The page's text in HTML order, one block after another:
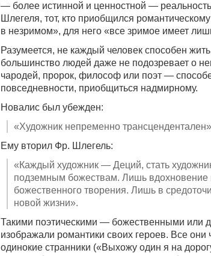
— более истинной и ценностной —
Шлегеля, тот, кто приобщился
в незримом», для него «все зримое имеет
Разумеется, не каждый человек способен
большинство людей даже не подозревает о
чародей, пророк, философ или поэт —
повседневности, приобщиться надмирному.
Новалис был убежден:
«Художник непременно
Ему вторил Фр. Шлегель:
«Каждый художник — Деций, стать
подземным божествам. Лишь вдохновение
божественного творения. Лишь в
новой жизни».
Такими поэтическими — божественными или
изображали романтики своих героев. Все
одинокие странники («Выхожу один я на